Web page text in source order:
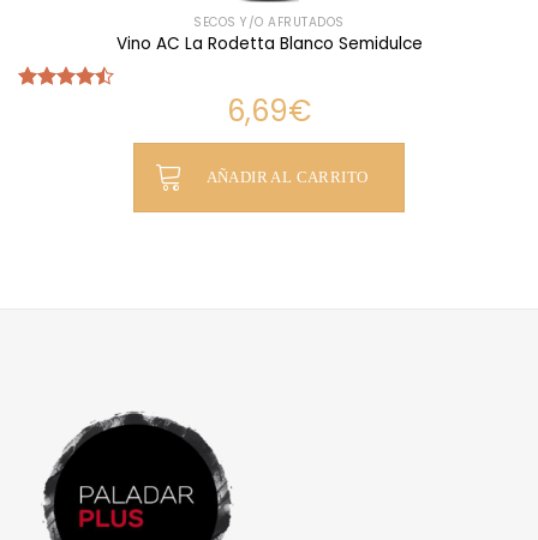
SECOS Y/O AFRUTADOS
Vino AC La Rodetta Blanco Semidulce
6,69€
AÑADIR AL CARRITO